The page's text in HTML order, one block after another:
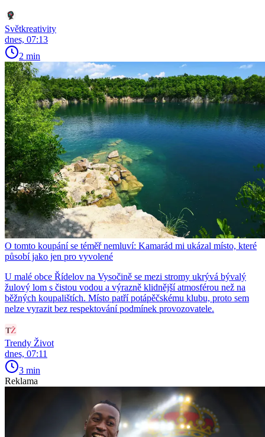
Světkreativity
dnes, 07:13
2 min
O tomto koupání se téměř nemluví: Kamarád mi ukázal místo, které
působí jako jen pro vyvolené
U malé obce Řídelov na Vysočině se mezi stromy ukrývá bývalý
žulový lom s čistou vodou a výrazně klidnější atmosférou než na
běžných koupalištích. Místo patří potápěčskému klubu, proto sem
nelze vyrazit bez respektování podmínek provozovatele.
Trendy Život
dnes, 07:11
3 min
Reklama